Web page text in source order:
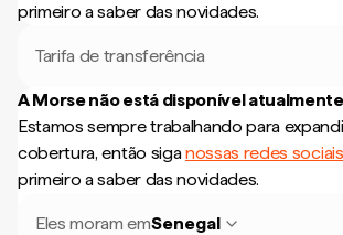
primeiro a saber das novidades.
Tarifa de transferência
A Morse não está disponível
Estamos sempre trabalhando para
cobertura, então siganossas redes sociais
primeiro a saber das novidades.
Eles moram emSenegal